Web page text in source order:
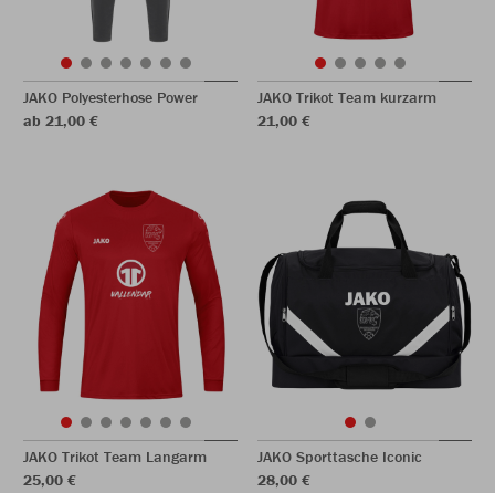
JAKO Polyesterhose Power
ab 21,00 €
JAKO Trikot Team kurzarm
21,00 €
JAKO Trikot Team Langarm
25,00 €
JAKO Sporttasche Iconic
28,00 €